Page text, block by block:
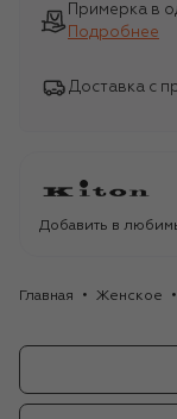
Примерка в
Подробнее
Доставка с
Добавить в
Главная Женское